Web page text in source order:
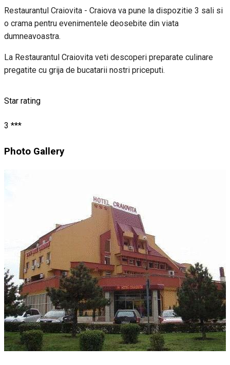
Restaurantul Craiovita - Craiova va pune la dispozitie 3 sali si
o crama pentru evenimentele deosebite din viata
dumneavoastra.
La Restaurantul Craiovita veti descoperi preparate culinare
pregatite cu grija de bucatarii nostri priceputi.
Star rating
3 ***
Photo Gallery